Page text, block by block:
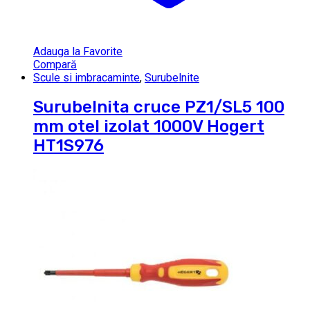
Adauga la Favorite
Compară
Scule si imbracaminte, Surubelnite
Surubelnita cruce PZ1/SL5 100
mm otel izolat 1000V Hogert
HT1S976